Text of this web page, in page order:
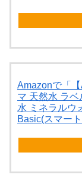
Amazonで「
マ 天然水 ラ
水 ミネラルウ
Basic(スマー